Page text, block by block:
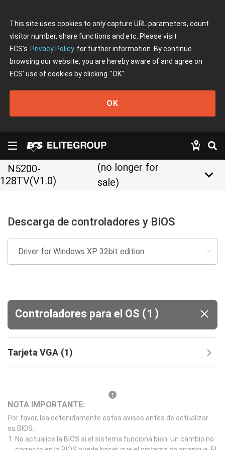
This site uses cookies to only capture URL parameters, count
visitor number, share functions and etc. Please visit
ECS's Privacy Policy for further information. By continue
browsing our website, you are hereby aware of and agree on
ECS' use of cookies by clicking "OK"
OK
N5200-
128TV(V1.0)
(no longer for
sale)
keyboard_arrow_down
Descarga de controladores y BIOS
Controladores para el OS (1 )
Tarjeta VGA (1)
NOTA IMPORTANTE:
Por favor, lea detenidamente estos avisos antes de actualizar
su BIOS.
No actualice la BIOS si el sistema funciona bien. Un cambio no